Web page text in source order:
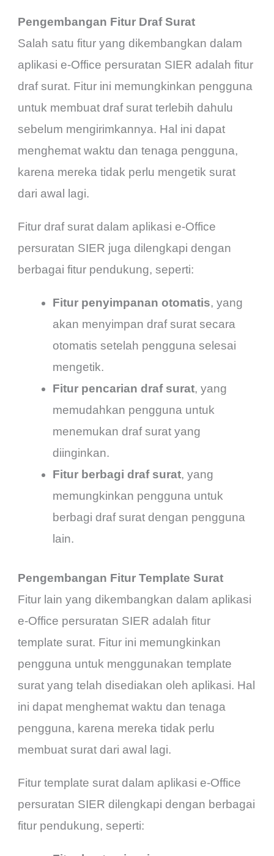
Pengembangan Fitur Draf Surat
Salah satu fitur yang dikembangkan dalam
aplikasi e-Office persuratan SIER adalah fitur
draf surat. Fitur ini memungkinkan pengguna
untuk membuat draf surat terlebih dahulu
sebelum mengirimkannya. Hal ini dapat
menghemat waktu dan tenaga pengguna,
karena mereka tidak perlu mengetik surat
dari awal lagi.
Fitur draf surat dalam aplikasi e-Office
persuratan SIER juga dilengkapi dengan
berbagai fitur pendukung, seperti:
Fitur penyimpanan otomatis, yang
akan menyimpan draf surat secara
otomatis setelah pengguna selesai
mengetik.
Fitur pencarian draf surat, yang
memudahkan pengguna untuk
menemukan draf surat yang
diinginkan.
Fitur berbagi draf surat, yang
memungkinkan pengguna untuk
berbagi draf surat dengan pengguna
lain.
Pengembangan Fitur Template Surat
Fitur lain yang dikembangkan dalam aplikasi
e-Office persuratan SIER adalah fitur
template surat. Fitur ini memungkinkan
pengguna untuk menggunakan template
surat yang telah disediakan oleh aplikasi. Hal
ini dapat menghemat waktu dan tenaga
pengguna, karena mereka tidak perlu
membuat surat dari awal lagi.
Fitur template surat dalam aplikasi e-Office
persuratan SIER dilengkapi dengan berbagai
fitur pendukung, seperti: